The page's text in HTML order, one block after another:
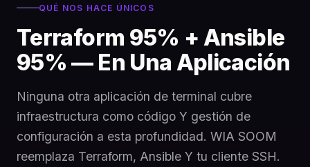
QUÉ NOS HACE ÚNICOS
Terraform 95% + Ansible
95% — En Una Aplicación
Ninguna otra aplicación de terminal cubre
infraestructura como código Y gestión de
configuración a esta profundidad. WIA SOOM
reemplaza Terraform, Ansible Y tu cliente SSH.